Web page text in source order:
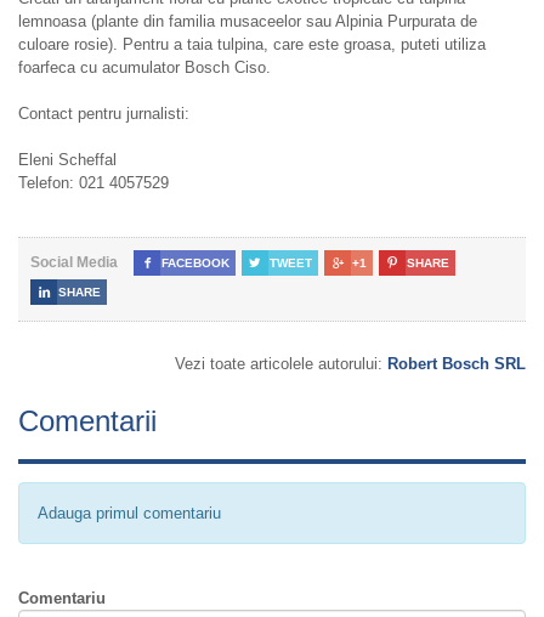
lemnoasa (plante din familia musaceelor sau Alpinia Purpurata de
culoare rosie). Pentru a taia tulpina, care este groasa, puteti utiliza
foarfeca cu acumulator Bosch Ciso.
Contact pentru jurnalisti:
Eleni Scheffal
Telefon: 021 4057529
Social Media  FACEBOOK  TWEET  +1  SHARE
 SHARE
Vezi toate articolele autorului: Robert Bosch SRL
Comentarii
Adauga primul comentariu
Comentariu